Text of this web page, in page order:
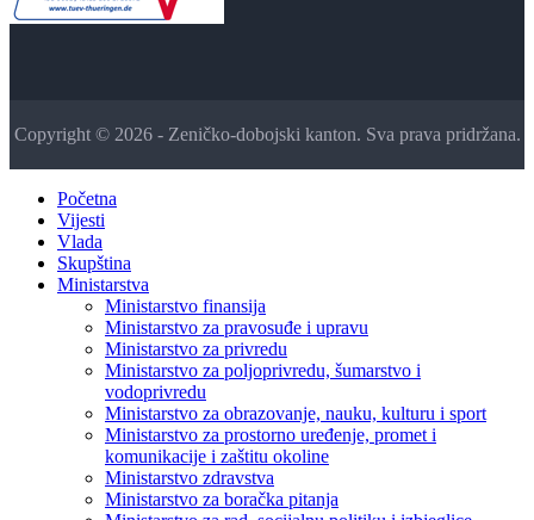
Copyright © 2026 - Zeničko-dobojski kanton. Sva prava pridržana.
Početna
Vijesti
Vlada
Skupština
Ministarstva
Ministarstvo finansija
Ministarstvo za pravosuđe i upravu
Ministarstvo za privredu
Ministarstvo za poljoprivredu, šumarstvo i
vodoprivredu
Ministarstvo za obrazovanje, nauku, kulturu i sport
Ministarstvo za prostorno uređenje, promet i
komunikacije i zaštitu okoline
Ministarstvo zdravstva
Ministarstvo za boračka pitanja